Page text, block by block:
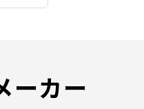
ーカー